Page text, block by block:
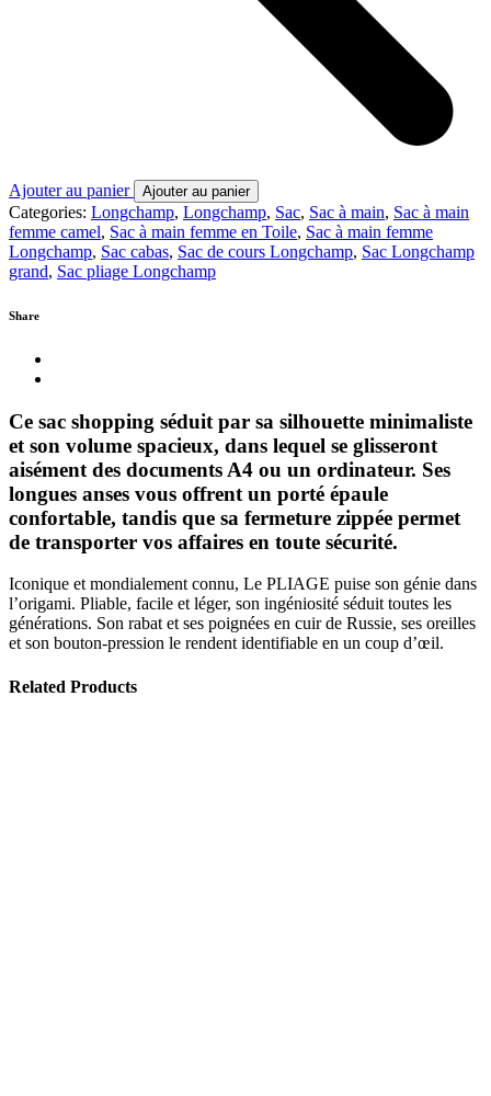
Ajouter au panier Ajouter au panier
Categories: Longchamp, Longchamp, Sac, Sac à main, Sac à main
femme camel, Sac à main femme en Toile, Sac à main femme
Longchamp, Sac cabas, Sac de cours Longchamp, Sac Longchamp
grand, Sac pliage Longchamp
Share
Ce sac shopping séduit par sa silhouette minimaliste
et son volume spacieux, dans lequel se glisseront
aisément des documents A4 ou un ordinateur. Ses
longues anses vous offrent un porté épaule
confortable, tandis que sa fermeture zippée permet
de transporter vos affaires en toute sécurité.
Iconique et mondialement connu, Le PLIAGE puise son génie dans
l’origami. Pliable, facile et léger, son ingéniosité séduit toutes les
générations. Son rabat et ses poignées en cuir de Russie, ses oreilles
et son bouton-pression le rendent identifiable en un coup d’œil.
Related Products